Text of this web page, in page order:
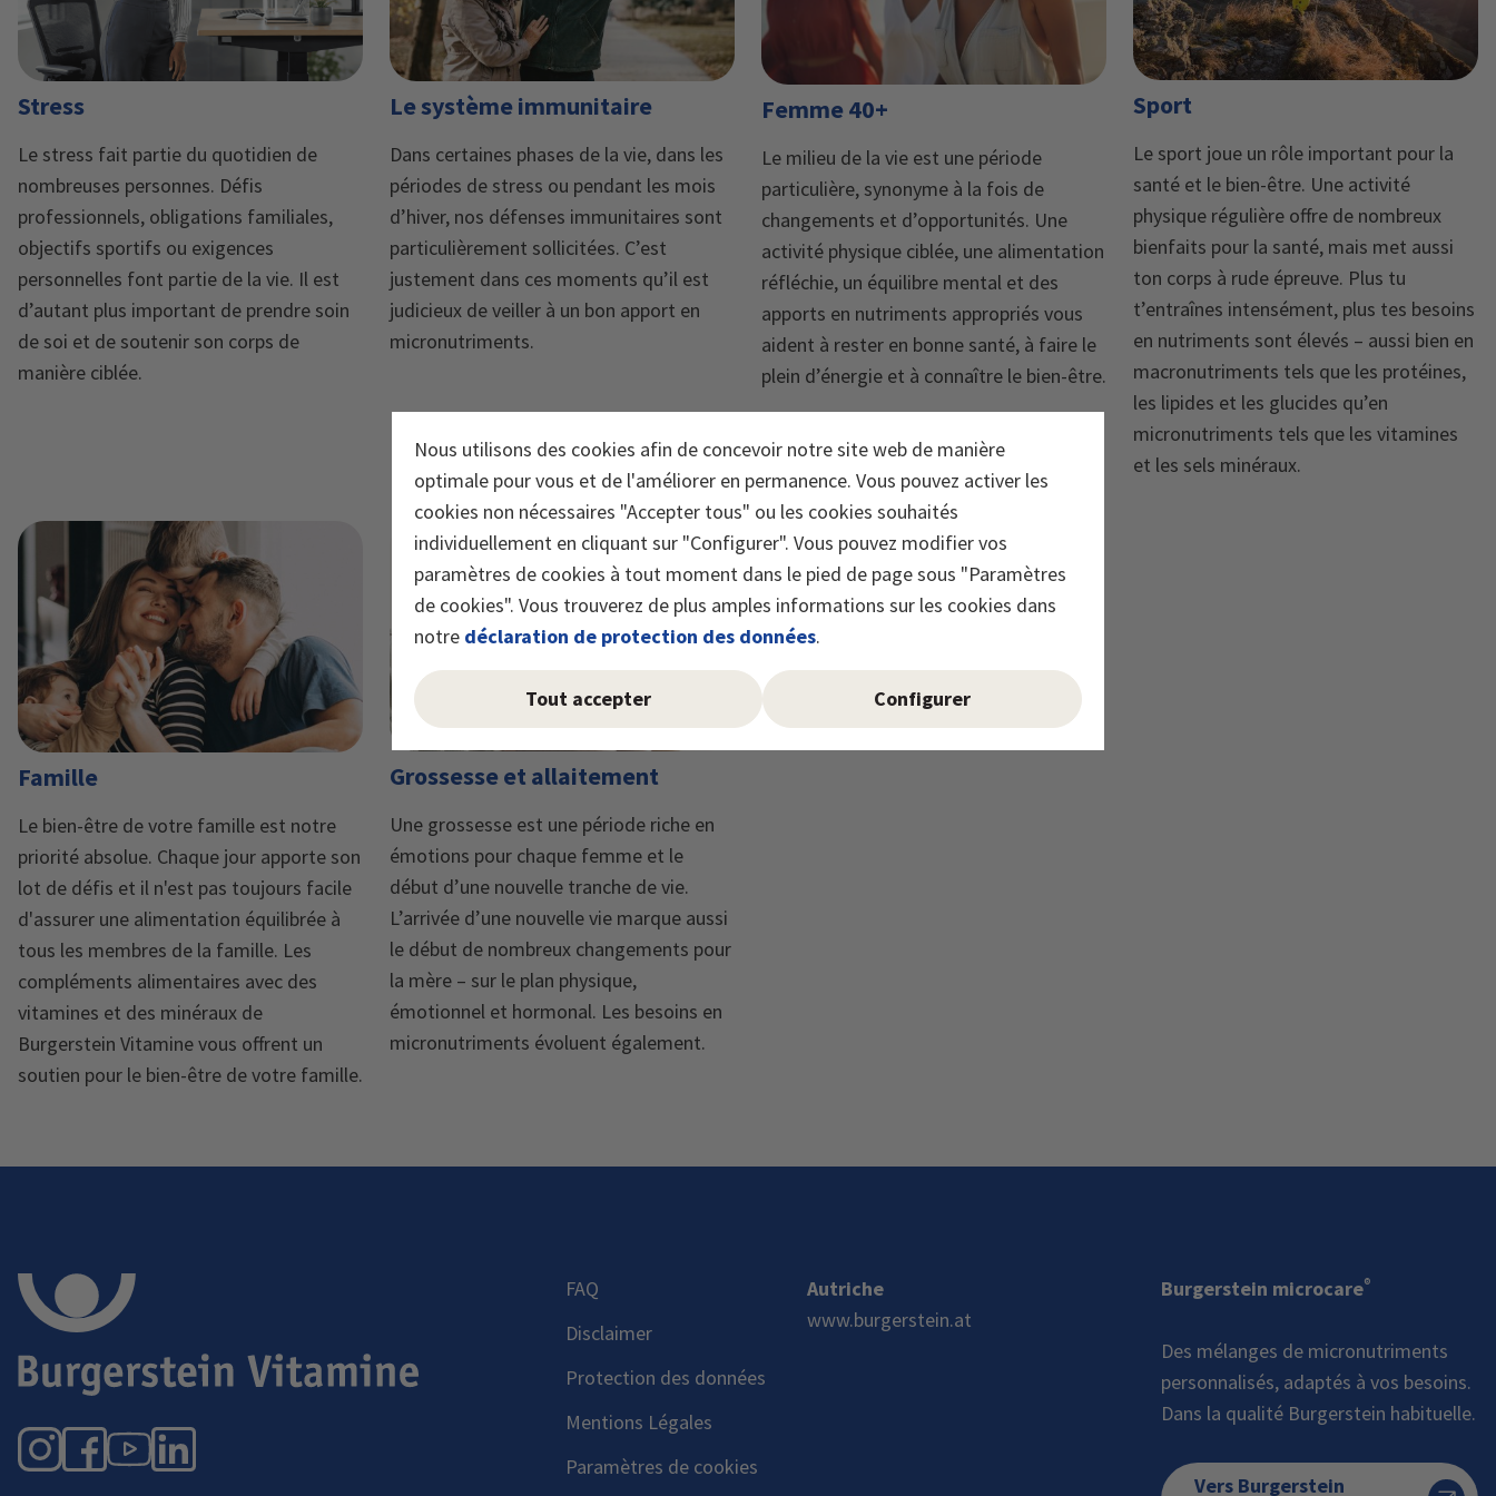
Nous utilisons des cookies afin de concevoir notre site web de manière
optimale pour vous et de l'améliorer en permanence. Vous pouvez activer les
cookies non nécessaires "Accepter tous" ou les cookies souhaités
individuellement en cliquant sur "Configurer". Vous pouvez modifier vos
paramètres de cookies à tout moment dans le pied de page sous "Paramètres
de cookies". Vous trouverez de plus amples informations sur les cookies dans
notre déclaration de protection des données.
Tout accepter Configurer
Stress
Le stress fait partie du quotidien de
nombreuses personnes. Défis
professionnels, obligations familiales,
objectifs sportifs ou exigences
personnelles font partie de la vie. Il est
d’autant plus important de prendre soin
de soi et de soutenir son corps de
manière ciblée.
Le système immunitaire
Dans certaines phases de la vie, dans les
périodes de stress ou pendant les mois
d’hiver, nos défenses immunitaires sont
particulièrement sollicitées. C’est
justement dans ces moments qu’il est
judicieux de veiller à un bon apport en
micronutriments.
Femme 40+
Le milieu de la vie est une période
particulière, synonyme à la fois de
changements et d’opportunités. Une
activité physique ciblée, une alimentation
réfléchie, un équilibre mental et des
apports en nutriments appropriés vous
aident à rester en bonne santé, à faire le
plein d’énergie et à connaître le bien-être.
Sport
Le sport joue un rôle important pour la
santé et le bien-être. Une activité
physique régulière offre de nombreux
bienfaits pour la santé, mais met aussi
ton corps à rude épreuve. Plus tu
t’entraînes intensément, plus tes besoins
en nutriments sont élevés – aussi bien en
macronutriments tels que les protéines,
les lipides et les glucides qu’en
micronutriments tels que les vitamines
et les sels minéraux.
Famille
Le bien-être de votre famille est notre
priorité absolue. Chaque jour apporte son
lot de défis et il n'est pas toujours facile
d'assurer une alimentation équilibrée à
tous les membres de la famille. Les
compléments alimentaires avec des
vitamines et des minéraux de
Burgerstein Vitamine vous offrent un
soutien pour le bien-être de votre famille.
Grossesse et allaitement
Une grossesse est une période riche en
émotions pour chaque femme et le
début d’une nouvelle tranche de vie.
L’arrivée d’une nouvelle vie marque aussi
le début de nombreux changements pour
la mère – sur le plan physique,
émotionnel et hormonal. Les besoins en
micronutriments évoluent également.
Instagram
Facebook
YouTube
LinkedIn
FAQ
Disclaimer
Protection des données
Mentions Légales
Paramètres de cookies
Autriche
www.burgerstein.at
Burgerstein microcare®
Des mélanges de micronutriments
personnalisés, adaptés à vos besoins.
Dans la qualité Burgerstein habituelle.
Vers Burgerstein